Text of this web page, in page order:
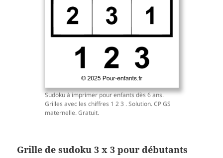
Sudoku à imprimer pour enfants dès 6 ans.
Grilles avec les chiffres 1 2 3 . Solution. CP GS
maternelle. Gratuit.
Grille de sudoku 3 x 3 pour débutants